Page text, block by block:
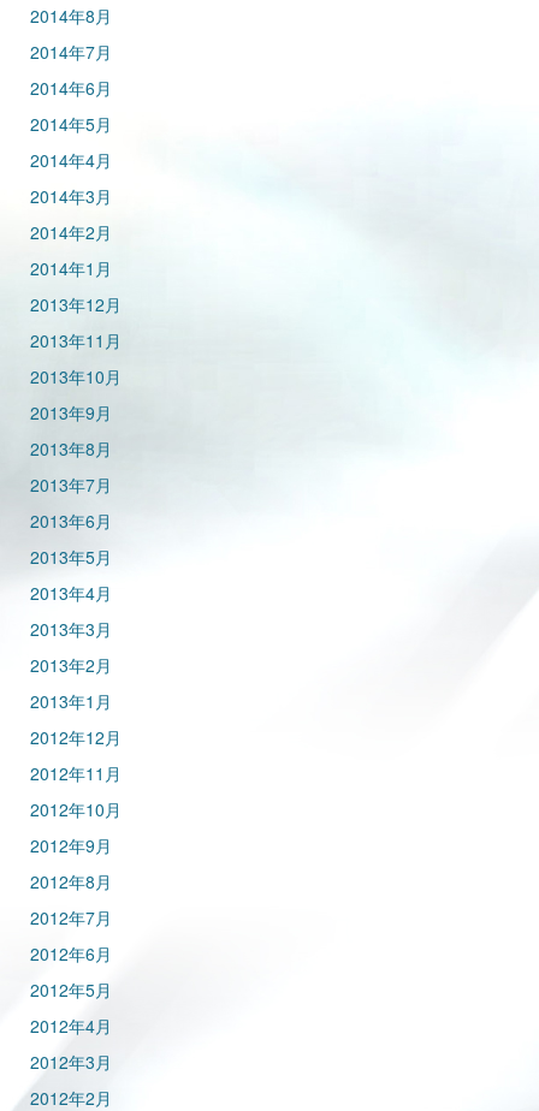
2014年8月
2014年7月
2014年6月
2014年5月
2014年4月
2014年3月
2014年2月
2014年1月
2013年12月
2013年11月
2013年10月
2013年9月
2013年8月
2013年7月
2013年6月
2013年5月
2013年4月
2013年3月
2013年2月
2013年1月
2012年12月
2012年11月
2012年10月
2012年9月
2012年8月
2012年7月
2012年6月
2012年5月
2012年4月
2012年3月
2012年2月